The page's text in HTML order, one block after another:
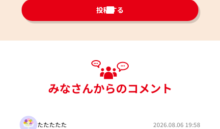
投稿する
みなさんからのコメント
たたたたた 2026.08.06 19:58